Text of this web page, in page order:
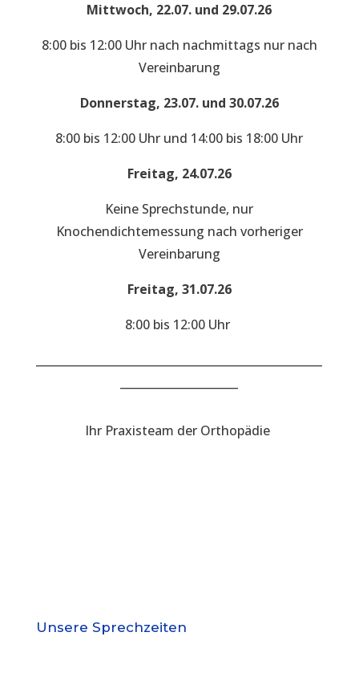
Mittwoch, 22.07. und 29.07.26
8:00 bis 12:00 Uhr nach nachmittags nur nach
Vereinbarung
Donnerstag, 23.07. und 30.07.26
8:00 bis 12:00 Uhr und 14:00 bis 18:00 Uhr
Freitag, 24.07.26
Keine Sprechstunde, nur
Knochendichtemessung nach vorheriger
Vereinbarung
Freitag, 31.07.26
8:00 bis 12:00 Uhr
Ihr Praxisteam der Orthopädie
Unsere Sprechzeiten